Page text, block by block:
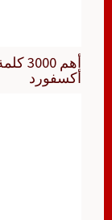
أهم
أكسفورد